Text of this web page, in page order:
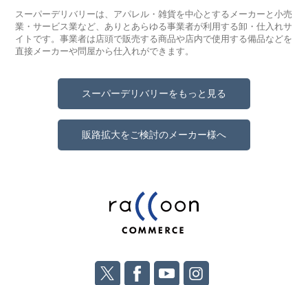
スーパーデリバリーは、アパレル・雑貨を中心とするメーカーと小売
業・サービス業など、ありとあらゆる事業者が利用する卸・仕入れサ
イトです。事業者は店頭で販売する商品や店内で使用する備品などを
直接メーカーや問屋から仕入れができます。
スーパーデリバリーをもっと見る
販路拡大をご検討のメーカー様へ